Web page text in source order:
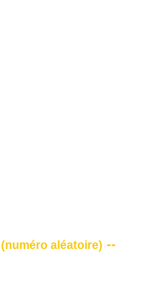
(numéro aléatoire) --